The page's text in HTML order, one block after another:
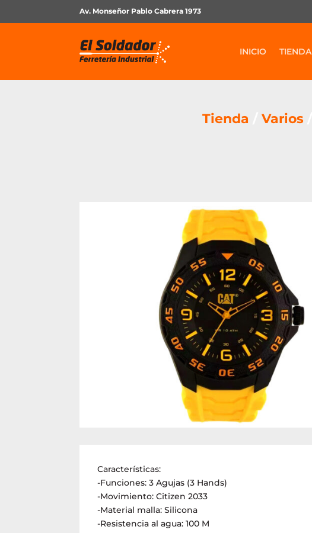
Av. Monseñor Pablo Cabrera 1973
INICIO TIENDA
Tienda Varios
Características:
-Funciones: 3 Agujas (3 Hands)
-Movimiento: Citizen 2033
-Material malla: Silicona
-Resistencia al agua: 100 M